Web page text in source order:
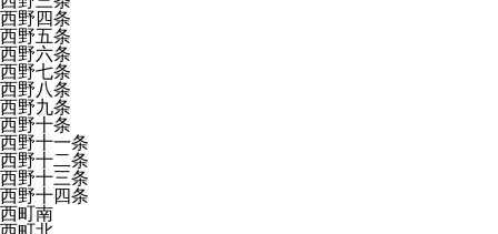
西野四条
西野五条
西野六条
西野七条
西野八条
西野九条
西野十条
西野十一条
西野十二条
西野十三条
西野十四条
西町南